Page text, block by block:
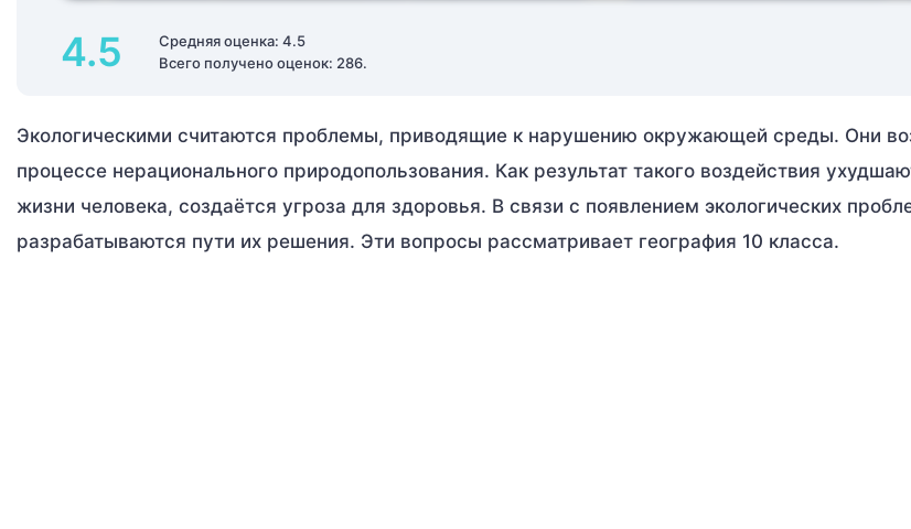
4.5
Средняя оценка: 4.5
Всего получено оценок: 286.
Экологическими считаются проблемы, приводящие к нарушению окружающей среды. Они
процессе нерационального природопользования. Как результат такого воздействия
жизни человека, создаётся угроза для здоровья. В связи с появлением экологических
разрабатываются пути их решения. Эти вопросы рассматривает география 10 класса.